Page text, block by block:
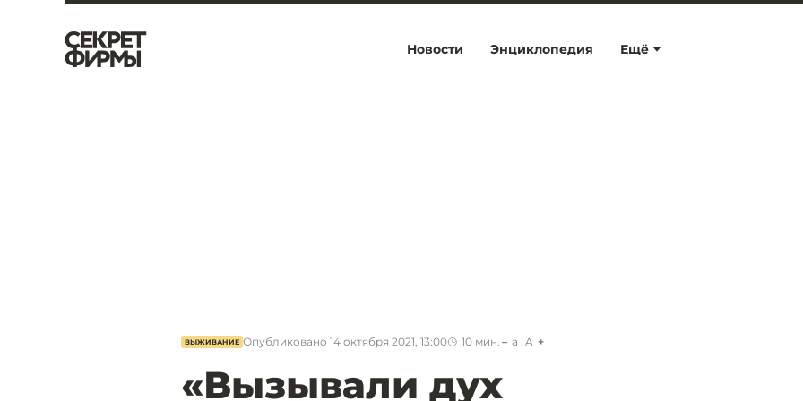
Ещё
Новости Энциклопедия
ВЫЖИВАНИЕ Опубликовано 14 октября 2021, 13:00 10 мин. a A
«Вызывали дух